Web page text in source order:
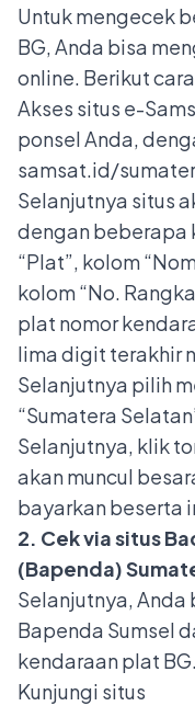
Untuk mengecek
BG, Anda bisa
online. Berikut
Akses situs e-
ponsel Anda,
samsat.id/
Selanjutnya situs
dengan beberapa
“Plat”, kolom
kolom “No.
plat nomor
lima digit terakhir
Selanjutnya pilih
“Sumatera
Selanjutnya, klik
akan muncul
bayarkan beserta
2. Cek via situs
(Bapenda)
Selanjutnya, Anda
Bapenda Sumsel
kendaraan plat
Kunjungi situs